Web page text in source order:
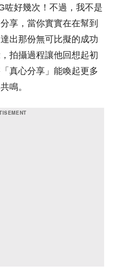
咗好幾次！不過，我不是
享，當你實實在在幫到
出那份無可比擬的成功
拍攝過程讓他回想起初
真心分享」能喚起更多
鳴。